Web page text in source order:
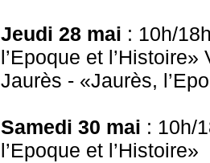
Jeudi 28 mai : 10h/
l’Epoque et
Jaurès - «Jaurès,
Samedi 30 mai : 10h/
l’Epoque et l’Histoire»